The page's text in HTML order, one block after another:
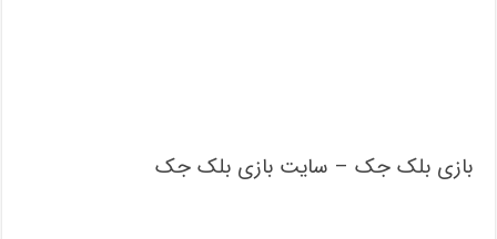
بازی بلک جک – سایت بازی بلک جک